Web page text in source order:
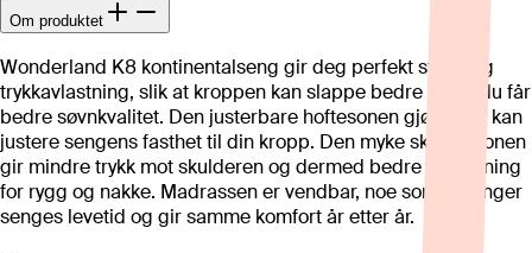
Om produktet
Wonderland K8 kontinentalseng gir deg perfekt støtte og
trykkavlastning, slik at kroppen kan slappe bedre av og du får
bedre søvnkvalitet. Den justerbare hoftesonen gjør at du kan
justere sengens fasthet til din kropp. Den myke skuldersonen
gir mindre trykk mot skulderen og dermed bedre avslapning
for rygg og nakke. Madrassen er vendbar, noe som forlenger
senges levetid og gir samme komfort år etter år.